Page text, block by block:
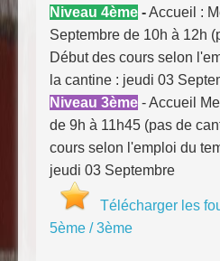
Niveau 4ème -Accueil :
Septembre de 10h à 12h
Début des cours selon
la cantine : jeudi 03
Niveau 3ème - Accueil
de 9h à 11h45 (pas de
cours selon l'emploi du
jeudi 03 Septembre
Télécharger les
5ème / 3ème